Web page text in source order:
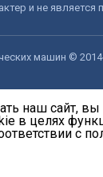
и не является
машин ©
наш сайт, вы
в целях
с